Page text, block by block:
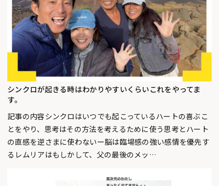
シンクロが起きる時はわかりやすいくらいこれをやってま
す。
記事の内容シンクロはいつでも起こっているハートの喜ぶこ
とをやり、思考はその方法を考えるために使う思考とハート
の直感を逆さまに使わないー脳は臨場感の強い感情を優先す
るレムリアはもしかして、父の最後のメッ…